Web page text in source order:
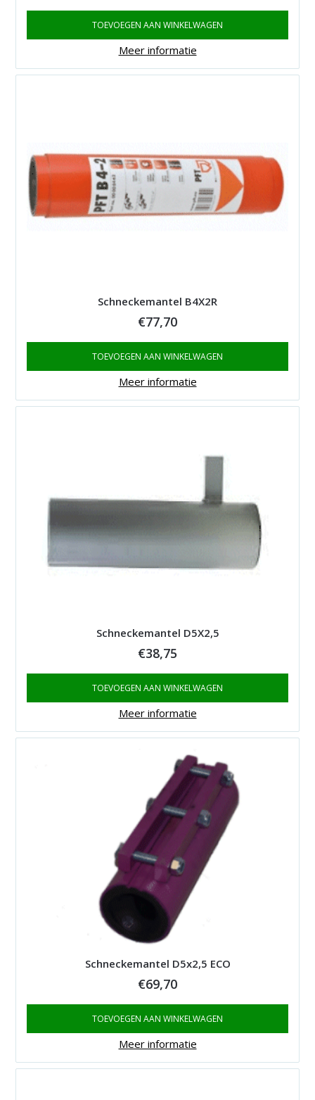
TOEVOEGEN AAN WINKELWAGEN
Meer informatie
Schneckemantel B4X2R
€77,70
TOEVOEGEN AAN WINKELWAGEN
Meer informatie
Schneckemantel D5X2,5
€38,75
TOEVOEGEN AAN WINKELWAGEN
Meer informatie
Schneckemantel D5x2,5 ECO
€69,70
TOEVOEGEN AAN WINKELWAGEN
Meer informatie